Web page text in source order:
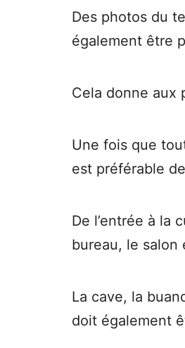
Des photos du
également être
Cela donne aux
Une fois que
est préférable
De l’entrée à la
bureau, le salon
La cave, la
doit également